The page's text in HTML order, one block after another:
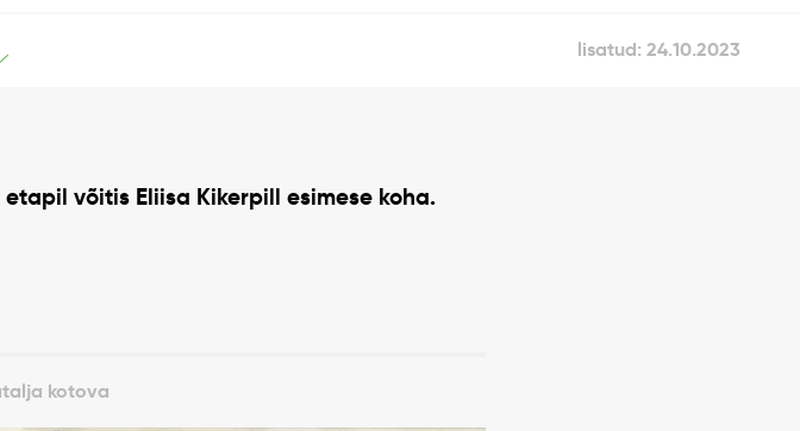
lisatud: 24.10.2023
võitis Eliisa Kikerpill esimese koha.
kotova